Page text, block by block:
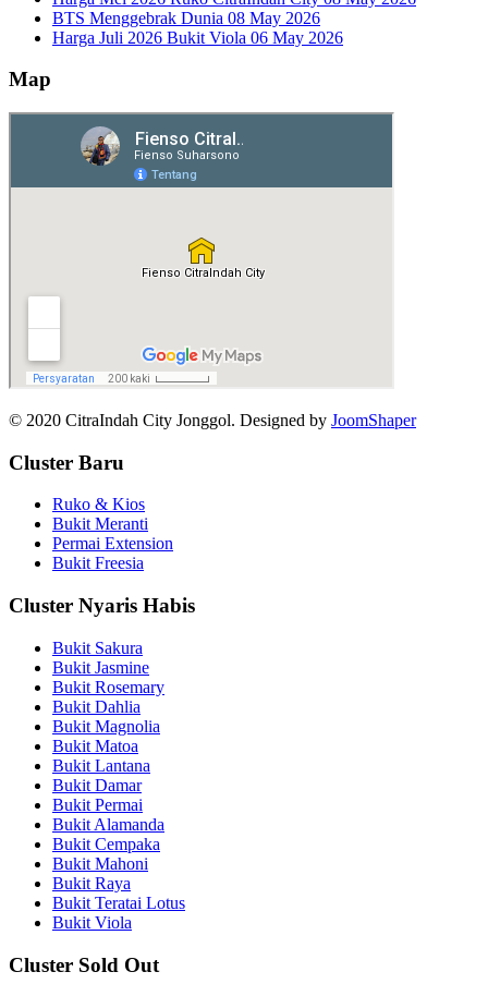
BTS Menggebrak Dunia 08 May 2026
Harga Juli 2026 Bukit Viola 06 May 2026
Map
© 2020 CitraIndah City Jonggol. Designed by JoomShaper
Cluster Baru
Ruko & Kios
Bukit Meranti
Permai Extension
Bukit Freesia
Cluster Nyaris Habis
Bukit Sakura
Bukit Jasmine
Bukit Rosemary
Bukit Dahlia
Bukit Magnolia
Bukit Matoa
Bukit Lantana
Bukit Damar
Bukit Permai
Bukit Alamanda
Bukit Cempaka
Bukit Mahoni
Bukit Raya
Bukit Teratai Lotus
Bukit Viola
Cluster Sold Out